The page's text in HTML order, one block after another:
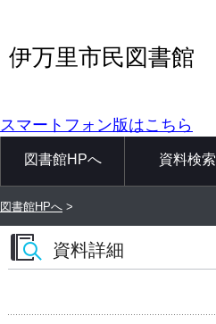
伊万里市民図書館
スマートフォン版はこちら
図書館HPへ 資料検索
図書館HPへ >
資料詳細